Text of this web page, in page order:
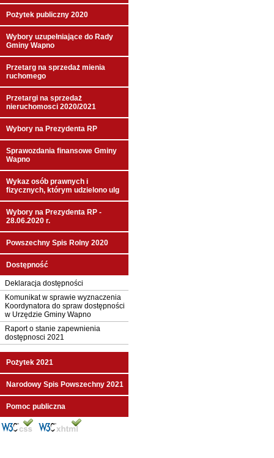
Pożytek publiczny 2020
Wybory uzupełniające do Rady
Gminy Wapno
Przetarg na sprzedaż mienia
ruchomego
Przetargi na sprzedaż
nieruchomosci 2020/2021
Wybory na Prezydenta RP
Sprawozdania finansowe Gminy
Wapno
Wykaz osób prawnych i
fizycznych, którym udzielono ulg
Wybory na Prezydenta RP -
28.06.2020 r.
Powszechny Spis Rolny 2020
Dostępność
Deklaracja dostępności
Komunikat w sprawie wyznaczenia
Koordynatora do spraw dostępności
w Urzędzie Gminy Wapno
Raport o stanie zapewnienia
dostępnosci 2021
Pożytek 2021
Narodowy Spis Powszechny 2021
Pomoc publiczna